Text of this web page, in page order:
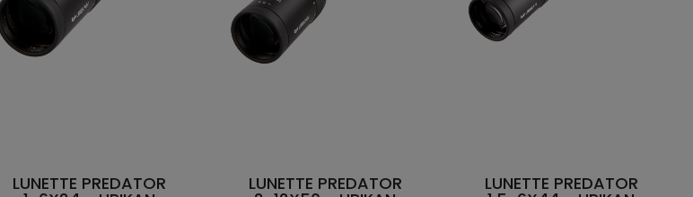
LUNETTE PREDATOR
LUNETTE PREDATOR LUNETTE PREDATOR